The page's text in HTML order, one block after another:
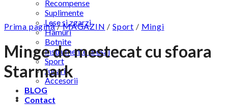
Recompense
Suplimente
Lese si zgarzi
Hamuri
Botnite
Instrumente dresaj
Sport
Jucarii
Accesorii
BLOG
Contact
Prima pagină / MAGAZIN / Sport / Mingi
Minge de mestecat cu sfoara
Starmark